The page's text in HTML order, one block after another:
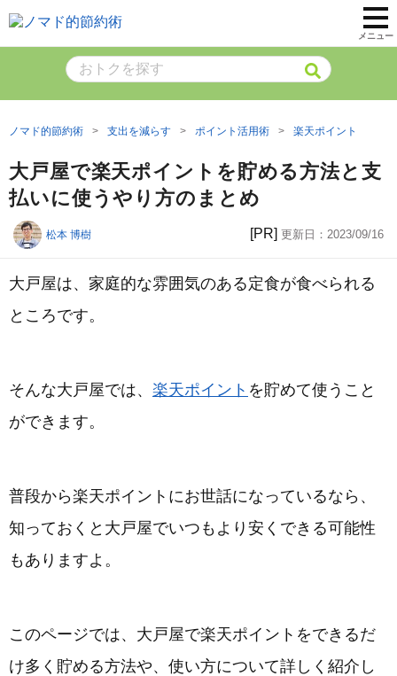
メニュー
ノマド的節約術 支出を減らす ポイント活用術 楽天ポイント
大戸屋で楽天ポイントを貯める方法と支
払いに使うやり方のまとめ
松本 博樹 [PR] 更新日： 2023/09/16
大戸屋は、家庭的な雰囲気のある定食が食べられる
ところです。
そんな大戸屋では、 楽天ポイント を貯めて使うこと
ができます。
普段から楽天ポイントにお世話になっているなら、
知っておくと大戸屋でいつもより安くできる可能性
もありますよ。
このページでは、大戸屋で楽天ポイントをできるだ
け多く貯める方法や、使い方について詳しく紹介し